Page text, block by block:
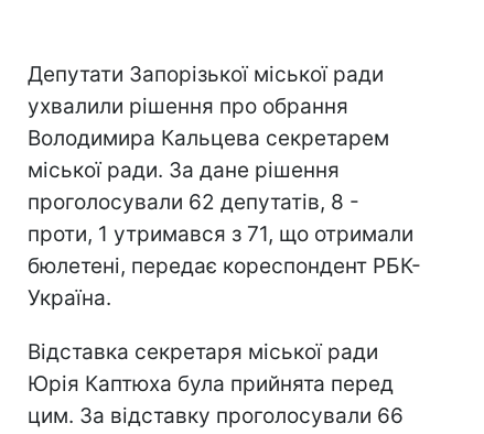
Депутати Запорізької міської ради
ухвалили рішення про обрання
Володимира Кальцева секретарем
міської ради. За дане рішення
проголосували 62 депутатів, 8 -
проти, 1 утримався з 71, що отримали
бюлетені, передає кореспондент РБК-
Україна.
Відставка секретаря міської ради
Юрія Каптюха була прийнята перед
цим. За відставку проголосували 66